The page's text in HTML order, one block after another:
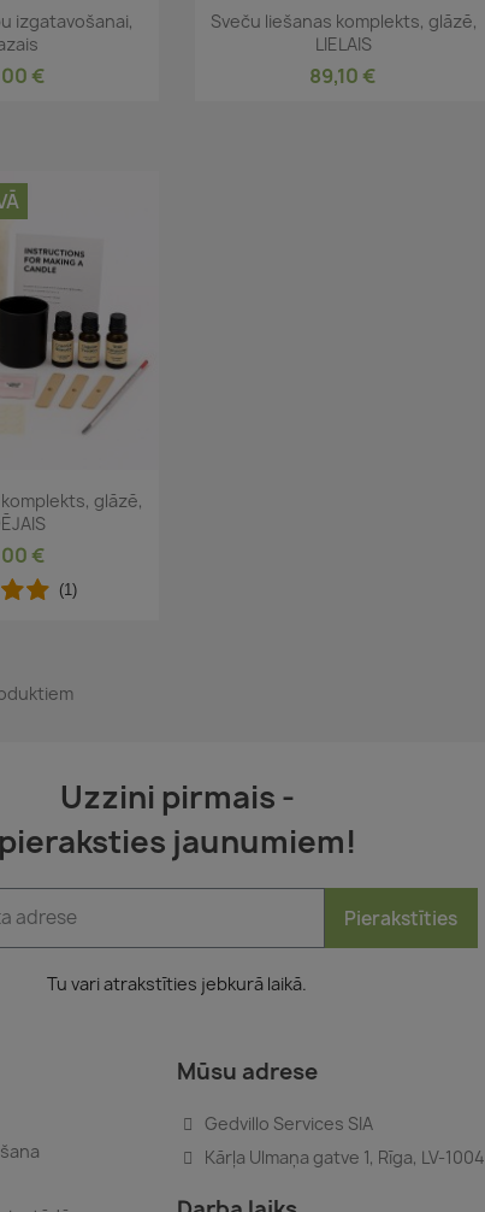
ieskats
izgatavošanai,
€
Īss ieskats
Sveču liešanas komplekts, glāzē,
LIELAIS
89,10 €
ieskats
glāzē,
€
(1)
Uzzini pirmais -
pieraksties jaunumiem!
Pierakstīties
Tu vari atrakstīties jebkurā laikā.
Mūsu adrese
Gedvillo Services SIA
Kārļa Ulmaņa gatve 1, Rīga, LV-1004